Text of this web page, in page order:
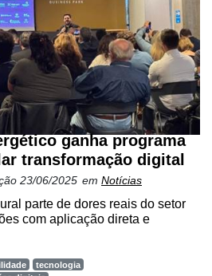
ganha programa
transformação digital
23/06/2025 em Notícias
parte de dores reais do setor
com aplicação direta e
tecnologia